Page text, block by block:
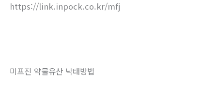
https://link.inpock.co.kr/mfj
미프진 약물유산 낙태방법